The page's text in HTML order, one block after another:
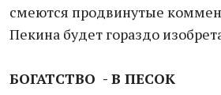
смеются продвинутые
Пекина будет гораздо
БОГАТСТВО - В ПЕСОК